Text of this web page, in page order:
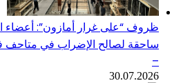
ظروف “على غرار أمازون”: أعضاء
ساحقة لصالح الإضراب في متاحف
–
30.07.2026